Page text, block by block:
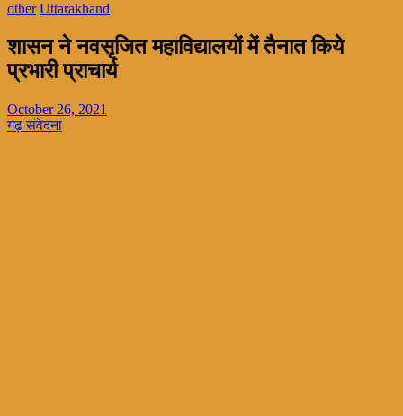
other Uttarakhand
शासन ने नवसृजित महाविद्यालयों में तैनात किये
प्रभारी प्राचार्य
October 26, 2021
गढ़ संवेदना